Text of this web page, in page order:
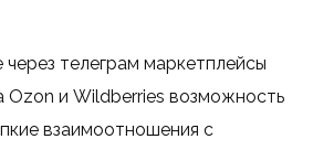
телеграм маркетплейсы
Ozon и Wildberries возможность
взаимоотношения с